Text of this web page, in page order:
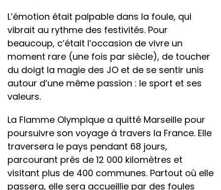
L’émotion était palpable dans la foule, qui
vibrait au rythme des festivités. Pour
beaucoup, c’était l’occasion de vivre un
moment rare (une fois par siècle), de toucher
du doigt la magie des JO et de se sentir unis
autour d’une même passion : le sport et ses
valeurs.
La Flamme Olympique a quitté Marseille pour
poursuivre son voyage à travers la France. Elle
traversera le pays pendant 68 jours,
parcourant près de 12 000 kilomètres et
visitant plus de 400 communes. Partout où elle
passera, elle sera accueillie par des foules